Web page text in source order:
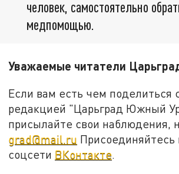
человек, самостоятельно
медпомощью.
Уважаемые читатели
Если вам есть чем поделиться
редакцией "Царьград Южный
присылайте свои наблюдения,
grad@mail.ru Присоединяйтесь
соцсети ВКонтакте.